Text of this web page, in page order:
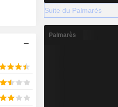
Suite du Palmarès
Palmarès